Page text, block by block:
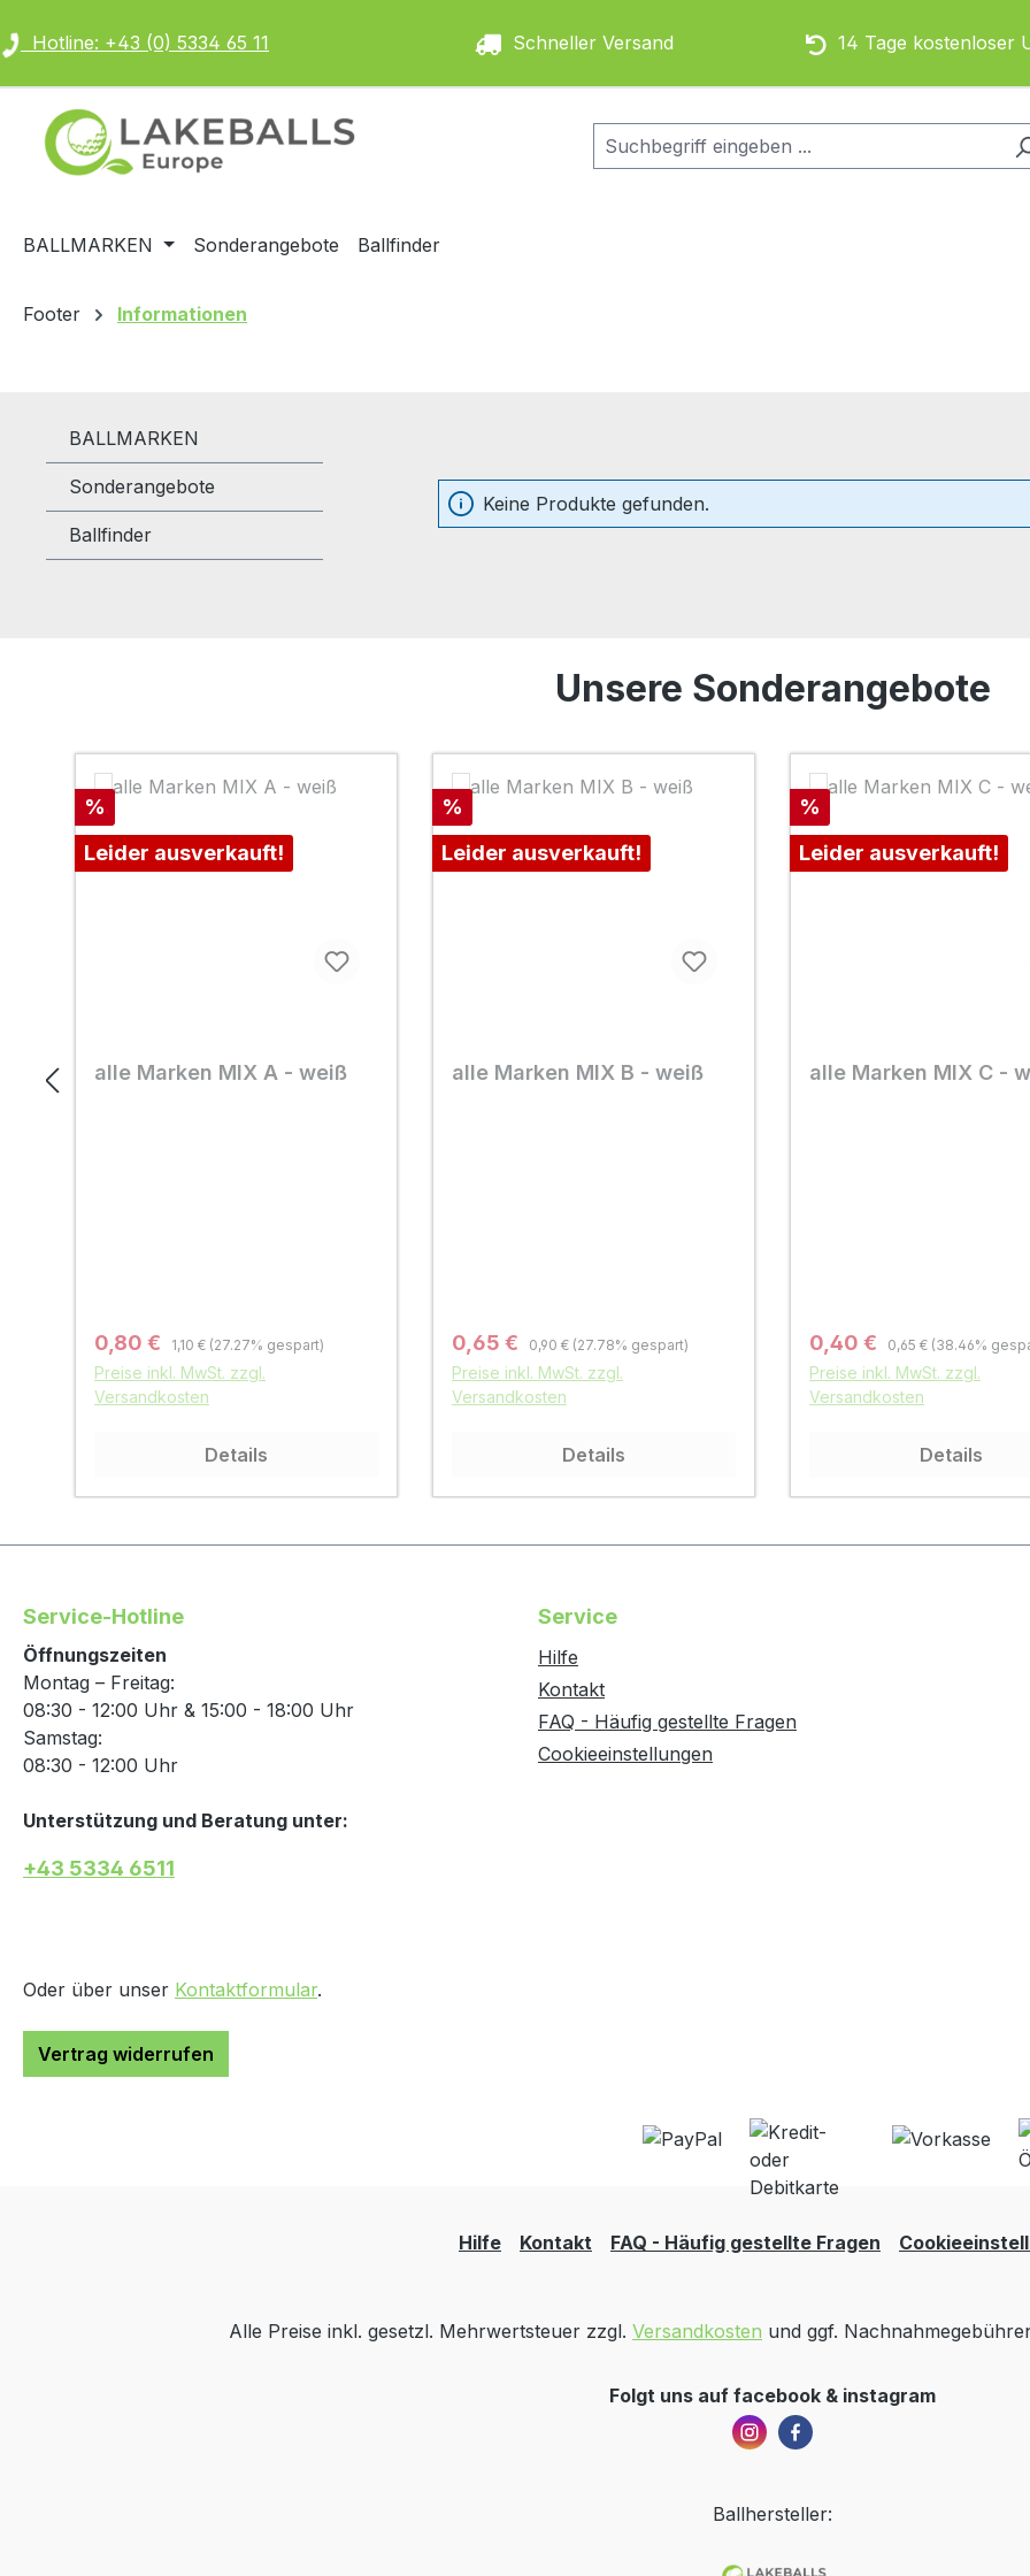
Hauptinhalt springen
Zur Suche springen
Hotline: +43 (0) 5334 65 11 Schneller Versand 14 Tage kostenloser
BALLMARKEN Sonderangebote Ballfinder
Footer Informationen
BALLMARKEN
Sonderangebote
Ballfinder
Keine Produkte gefunden.
Unsere Sonderangebote
Rabatt
%
Leider ausverkauft!
alle Marken MIX A - weiß
Verkaufspreis:
0,80 € Regulärer Preis:
1,10 € (27.27% gespart)
Preise inkl. MwSt. zzgl.
Versandkosten
Details
Rabatt
%
Leider ausverkauft!
alle Marken MIX B - weiß
Verkaufspreis:
0,65 € Regulärer Preis:
0,90 € (27.78% gespart)
Preise inkl. MwSt. zzgl.
Versandkosten
Details
Rabatt
%
Leider ausverkauft!
alle Marken MIX C -
Verkaufspreis:
0,40 € Regulärer Preis:
0,65 € (38.46%
Preise inkl. MwSt. zzgl.
Versandkosten
Details
Service-Hotline
Öffnungszeiten
Montag – Freitag:
08:30 - 12:00 Uhr & 15:00 - 18:00 Uhr
Samstag:
08:30 - 12:00 Uhr
Unterstützung und Beratung unter:
+43 5334 6511
Oder über unser Kontaktformular.
Vertrag widerrufen
Service
Hilfe
Kontakt
FAQ - Häufig gestellte Fragen
Cookieeinstellungen
Hilfe Kontakt FAQ - Häufig gestellte Fragen
Alle Preise inkl. gesetzl. Mehrwertsteuer zzgl. Versandkosten und ggf.
Folgt uns auf facebook & instagram
Ballhersteller: